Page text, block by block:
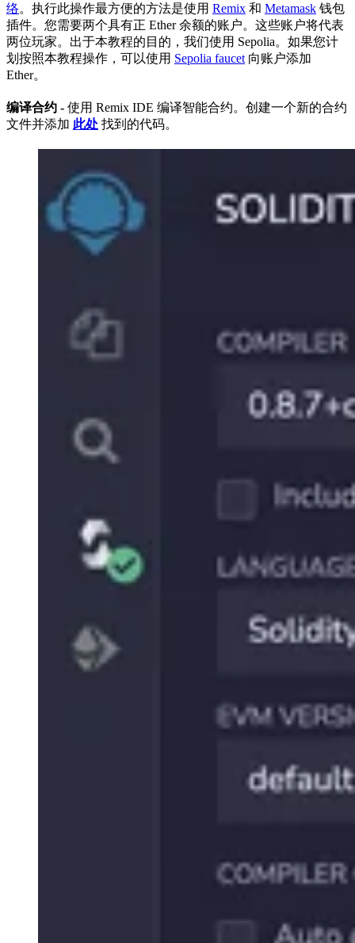
络。执行此操作最方便的方法是使用 Remix 和 Metamask 钱包
插件。您需要两个具有正 Ether 余额的账户。这些账户将代表
两位玩家。出于本教程的目的，我们使用 Sepolia。如果您计
划按照本教程操作，可以使用 Sepolia faucet 向账户添加
Ether。
编译合约 - 使用 Remix IDE 编译智能合约。创建一个新的合约
文件并添加 此处 找到的代码。